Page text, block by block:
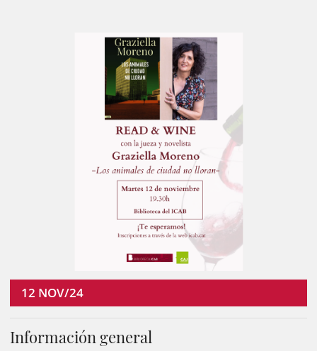
12 NOV/24
Información general